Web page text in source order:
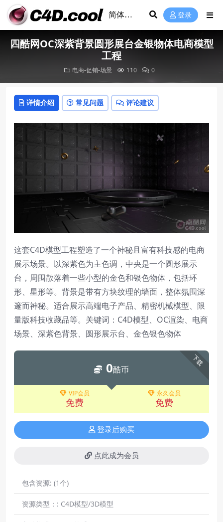
登录
四酷网OC深紫背景圆形展台金银物体电商模型
工程
电商-促销-场景 110 0
详情介绍 常见问题 评论建议
这套C4D模型工程塑造了一个神秘且富有科技感的电商
展示场景。以深紫色为主色调，中央是一个圆形展示
台，周围散落着一些小型的金色和银色物体，包括环
形、星形等。背景是带有方块纹理的墙面，整体氛围深
邃而神秘。适合展示高端电子产品、精密机械模型、限
量版科技收藏品等。关键词：C4D模型、OC渲染、电商
场景、深紫色背景、圆形展示台、金色银色物体
下载
0酷币
VIP会员
免费
永久会员
免费
登录后购买
点此成为会员
包含资源: (1个)
资源类型：: C4D模型/3D模型